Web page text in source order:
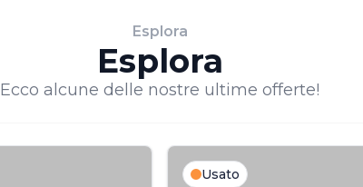
Esplora
Esplora
Ecco alcune delle nostre ultime offerte!
Usato